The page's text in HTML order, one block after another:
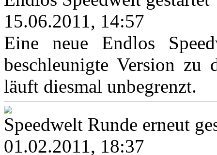
15.06.2011, 14:57
Eine neue Endlos
beschleunigte Version zu
läuft diesmal unbegrenzt.
Speedwelt Runde erneut
01.02.2011, 18:37